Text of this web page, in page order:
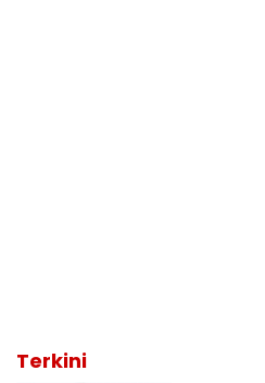
Terkini